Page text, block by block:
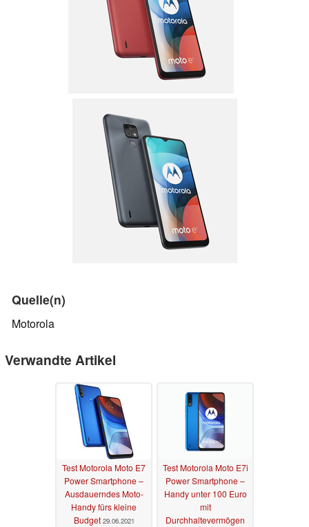
Quelle(n)
Motorola
Verwandte Artikel
Test Motorola Moto E7
Power Smartphone –
Ausdauerndes Moto-
Handy fürs kleine
Budget 29.06.2021
Test Motorola Moto E7i
Power Smartphone –
Handy unter 100 Euro
mit
Durchhaltevermögen